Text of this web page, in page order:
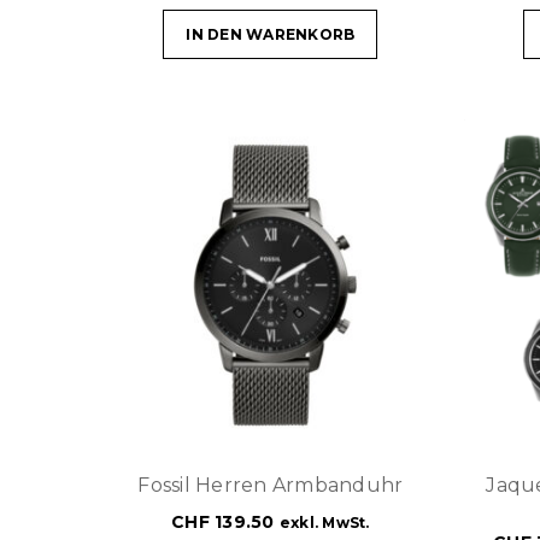
IN DEN WARENKORB
Fossil Herren Armbanduhr
CHF139.50 exkl. MwSt.